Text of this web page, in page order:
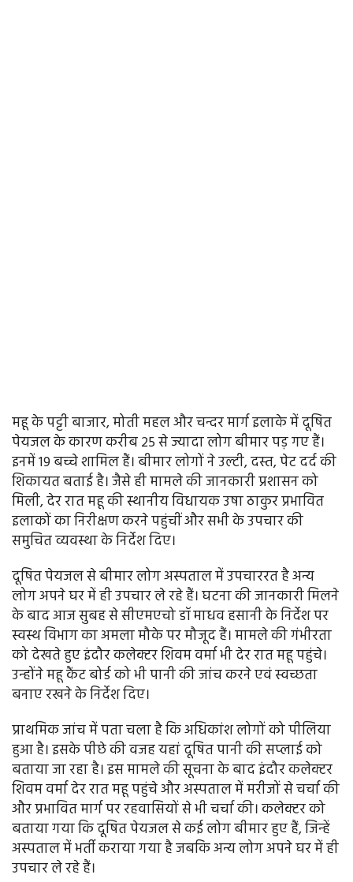
महू के पट्टी बाजार, मोती महल और चन्दर मार्ग इलाके में दूषित
पेयजल के कारण करीब 25 से ज्यादा लोग बीमार पड़ गए हैं।
इनमें 19 बच्चे शामिल हैं। बीमार लोगों ने उल्टी, दस्त, पेट दर्द की
शिकायत बताई है। जैसे ही मामले की जानकारी प्रशासन को
मिली, देर रात महू की स्थानीय विधायक उषा ठाकुर प्रभावित
इलाकों का निरीक्षण करने पहुंचीं और सभी के उपचार की
समुचित व्यवस्था के निर्देश दिए।
दूषित पेयजल से बीमार लोग अस्पताल में उपचाररत है अन्य
लोग अपने घर में ही उपचार ले रहे हैं। घटना की जानकारी मिलने
के बाद आज सुबह से सीएमएचो डॉ माधव हसानी के निर्देश पर
स्वस्थ विभाग का अमला मौके पर मौजूद हैं। मामले की गंभीरता
को देखते हुए इंदौर कलेक्टर शिवम वर्मा भी देर रात महू पहुंचे।
उन्होंने महू कैंट बोर्ड को भी पानी की जांच करने एवं स्वच्छता
बनाए रखने के निर्देश दिए।
प्राथमिक जांच में पता चला है कि अधिकांश लोगों को पीलिया
हुआ है। इसके पीछे की वजह यहां दूषित पानी की सप्लाई को
बताया जा रहा है। इस मामले की सूचना के बाद इंदौर कलेक्टर
शिवम वर्मा देर रात महू पहुंचे और अस्पताल में मरीजों से चर्चा की
और प्रभावित मार्ग पर रहवासियों से भी चर्चा की। कलेक्टर को
बताया गया कि दूषित पेयजल से कई लोग बीमार हुए हैं, जिन्हें
अस्पताल में भर्ती कराया गया है जबकि अन्य लोग अपने घर में ही
उपचार ले रहे हैं।